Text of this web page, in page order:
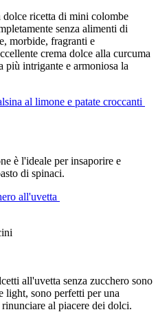
dolce ricetta di mini colombe
senza alimenti di
morbide, fragranti e
crema dolce alla curcuma
più intrigante e armoniosa la
al limone e patate croccanti
è l'ideale per insaporire e
di spinaci.
all'uvetta
all'uvetta senza zucchero sono
light, sono perfetti per una
al piacere dei dolci.